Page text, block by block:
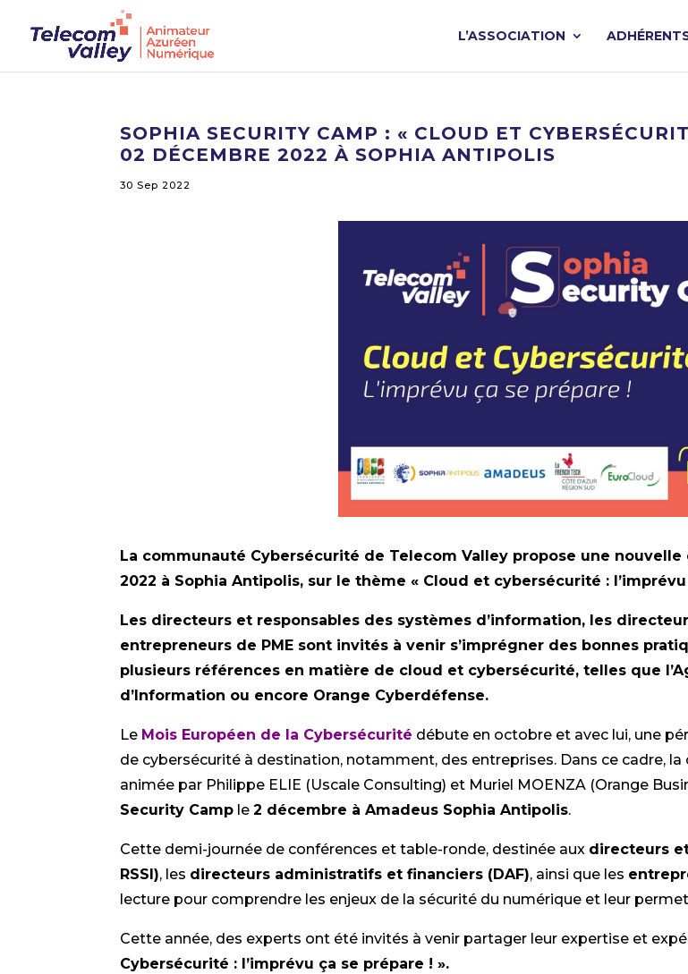
L’ASSOCIATION
SOPHIA SECURITY CAMP : « CLOUD ET
02 DÉCEMBRE 2022 À SOPHIA ANTIPOLIS
30 Sep 2022
La communauté Cybersécurité de Telecom Valley propose une
2022 à Sophia Antipolis, sur le thème « Cloud et cybersécurité :
Les directeurs et responsables des systèmes d’information, les
entrepreneurs de PME sont invités à venir s’imprégner des bonnes
plusieurs références en matière de cloud et cybersécurité, telles que
d’Information ou encore Orange Cyberdéfense.
Le Mois Européen de la Cybersécurité débute en octobre et avec lui, une
de cybersécurité à destination, notamment, des entreprises. Dans ce cadre,
animée par Philippe ELIE (Uscale Consulting) et Muriel MOENZA (Orange
Security Camp le2 décembre à Amadeus Sophia Antipolis.
Cette demi-journée de conférences et table-ronde, destinée aux directeurs
RSSI), les directeurs administratifs et financiers (DAF), ainsi que les
lecture pour comprendre les enjeux de la sécurité du numérique et leur
Cette année, des experts ont été invités à venir partager leur expertise et
Cybersécurité : l’imprévu ça se prépare ! ».